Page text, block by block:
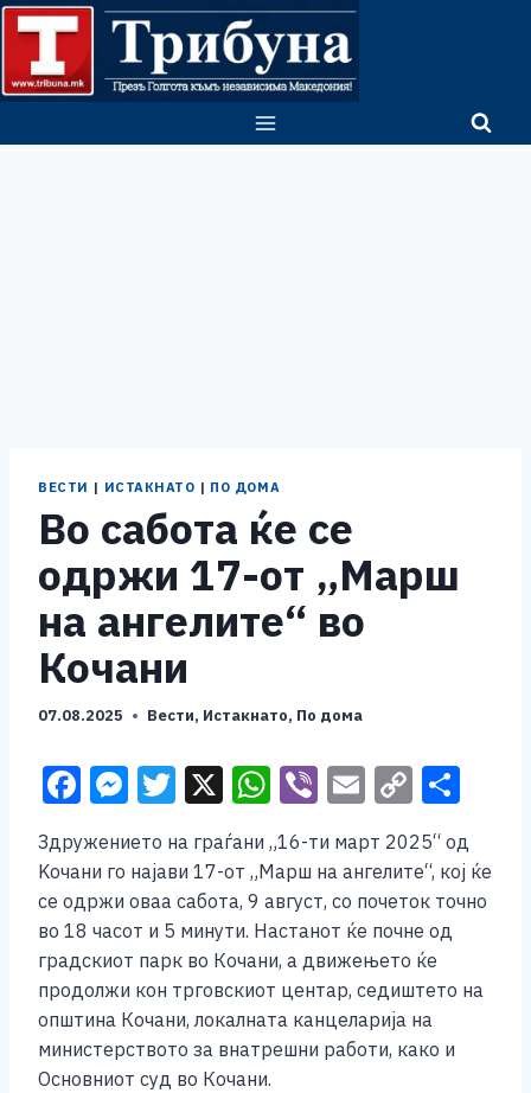
Skip
content
ВЕСТИ | ИСТАКНАТО | ПО ДОМА
Во сабота ќе се
одржи 17-от „Марш
на ангелите“ во
Кочани
07.08.2025 Вести, Истакнато, По дома
F
c
e
b
o
o
k
M
ss
e
n
g
er
T
tt
er
X W
h
at
s
A
p
p
Vi
er
E
m
ai
l
C
o
p
y
Li
n
k
ar
e
Здружението на граѓани „16-ти март 2025“ од
Kочани го најави 17-от „Марш на ангелите“, кој ќе
се одржи оваа сабота, 9 август, со почеток точно
во 18 часот и 5 минути. Настанот ќе почне од
градскиот парк во Кочани, а движењето ќе
продолжи кон трговскиот центар, седиштето на
општина Кочани, локалната канцеларија на
министерството за внатрешни работи, како и
Основниот суд во Кочани.